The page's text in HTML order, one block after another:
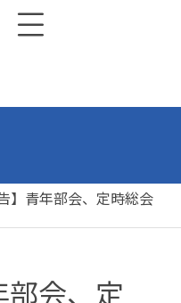
】青年部会、定時総会
部会、定